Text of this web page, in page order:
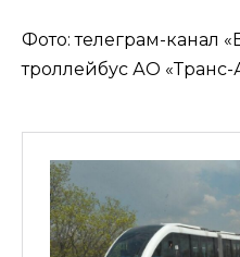
Фото: телеграм-канал
троллейбус АО «Транс-